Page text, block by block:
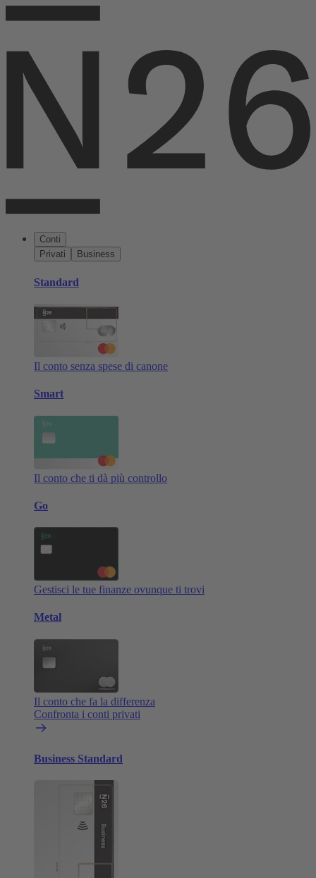
Conti
Privati
Business
Standard
Il conto senza spese di canone
Smart
Il conto che ti dà più controllo
Go
Gestisci le tue finanze ovunque ti trovi
Metal
Il conto che fa la differenza
Confronta i conti privati
Business Standard